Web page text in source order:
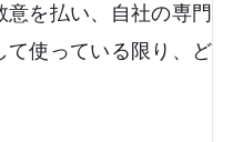
を払い、自社の専門
使っている限り、ど